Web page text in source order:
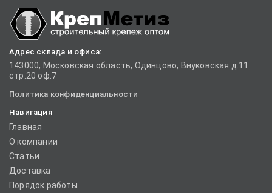
Адрес склада и офиса:
143000, Московская область, Одинцово, Внуковская д.11
стр.20 оф.7
Политика конфиденциальности
Навигация
Главная
О компании
Статьи
Доставка
Порядок работы